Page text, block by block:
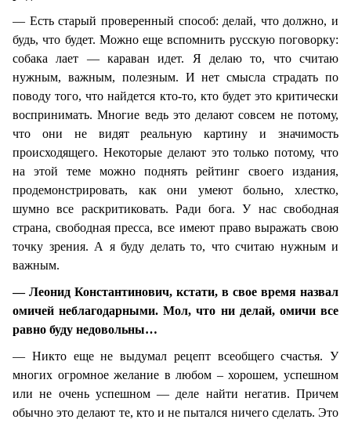
— Есть старый проверенный способ: делай, что должно, и
будь, что будет. Можно еще вспомнить русскую поговорку:
собака лает — караван идет. Я делаю то, что считаю
нужным, важным, полезным. И нет смысла страдать по
поводу того, что найдется кто-то, кто будет это критически
воспринимать. Многие ведь это делают совсем не потому,
что они не видят реальную картину и значимость
происходящего. Некоторые делают это только потому, что
на этой теме можно поднять рейтинг своего издания,
продемонстрировать, как они умеют больно, хлестко,
шумно все раскритиковать. Ради бога. У нас свободная
страна, свободная пресса, все имеют право выражать свою
точку зрения. А я буду делать то, что считаю нужным и
важным.
— Леонид Константинович, кстати, в свое время назвал
омичей неблагодарными. Мол, что ни делай, омичи все
равно буду недовольны…
— Никто еще не выдумал рецепт всеобщего счастья. У
многих огромное желание в любом – хорошем, успешном
или не очень успешном — деле найти негатив. Причем
обычно это делают те, кто и не пытался ничего сделать. Это